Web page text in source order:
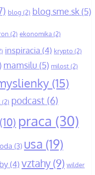
blog (2) blog.sme.sk (5)
(2) ekonomika (2)
inspiracia (4) krypto (2)
mamsilu (5) milost(2)
(15)
(2) podcast (6)
(10) praca (30)
(3) usa (19)
(4) vztahy (9) wilder